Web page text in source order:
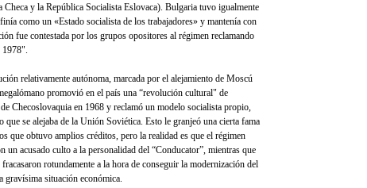
Checa y la República Socialista Eslova­ca). Bulgaria tuvo igualmente
como un «Estado socialista de los trabajadores» y mantenía con
fue contestada por los grupos opositores al régimen reclamando
1978".
relativamente autónoma, marcada por el alejamiento de Moscú
promovió en el país una “revolución cultural" de
Checoslovaquia en 1968 y reclamó un modelo socialista propio,
que se alejaba de la Unión Soviética. Esto le granjeó una cierta fama
que obtuvo amplios créditos, pero la realidad es que el régimen
un acusado culto a la personalidad del “Conducator”, mientras que
rotundamente a la hora de conseguir la modernización del
gravísima situación económica.